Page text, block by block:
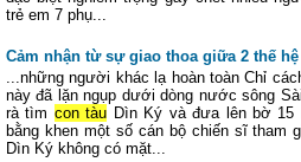
trẻ em 7 phụ...
Cảm nhận từ sự giao thoa giữa 2 thế
...những người khác lạ hoàn toàn Chỉ
này đã lặn ngụp dưới dòng nước sông
rà tìm con tàu Dìn Ký và đưa lên bờ 15
bằng khen một số cán bộ chiến sĩ tham
Dìn Ký không có mặt...